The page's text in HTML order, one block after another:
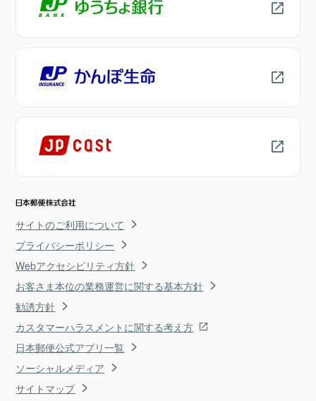
サイトのご利用について
プライバシーポリシー
Webアクセシビリティ方針
お客さま本位の業務運営に関する基本方針
勧誘方針
カスタマーハラスメントに関する考え方
日本郵便公式アプリ一覧
ソーシャルメディア
サイトマップ